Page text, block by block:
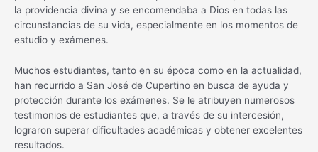
la providencia divina y se encomendaba a Dios en todas las
circunstancias de su vida, especialmente en los momentos de
estudio y exámenes.
Muchos estudiantes, tanto en su época como en la actualidad,
han recurrido a San José de Cupertino en busca de ayuda y
protección durante los exámenes. Se le atribuyen numerosos
testimonios de estudiantes que, a través de su intercesión,
lograron superar dificultades académicas y obtener excelentes
resultados.